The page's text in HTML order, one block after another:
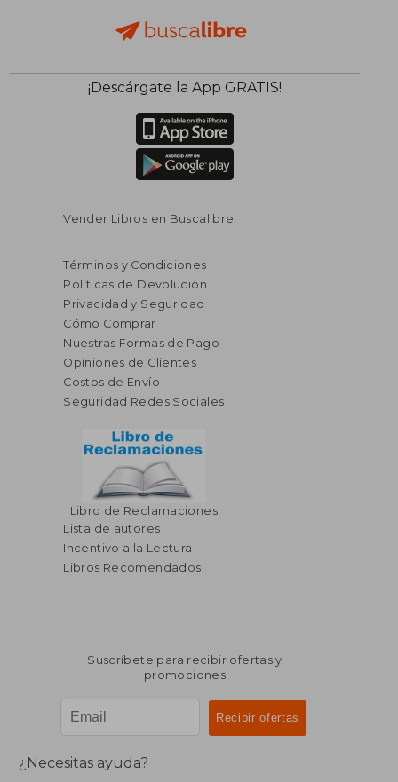
¡Descárgate la App GRATIS!
Vender Libros en Buscalibre
Términos y Condiciones
Políticas de Devolución
Privacidad y Seguridad
Cómo Comprar
Nuestras Formas de Pago
Opiniones de Clientes
Costos de Envío
Seguridad Redes Sociales
Libro de Reclamaciones
Lista de autores
Incentivo a la Lectura
Libros Recomendados
Suscríbete para recibir ofertas y
promociones
¿Necesitas ayuda?